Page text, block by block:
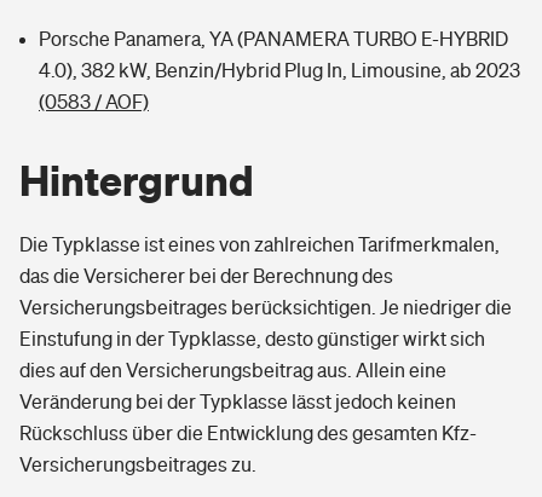
Porsche Panamera, YA (PANAMERA TURBO E-HYBRID
4.0), 382 kW, Benzin/Hybrid Plug In, Limousine, ab 2023
(0583 / AOF)
Hintergrund
Die Typklasse ist eines von zahlreichen Tarifmerkmalen,
das die Versicherer bei der Berechnung des
Versicherungsbeitrages berücksichtigen. Je niedriger die
Einstufung in der Typklasse, desto günstiger wirkt sich
dies auf den Versicherungsbeitrag aus. Allein eine
Veränderung bei der Typklasse lässt jedoch keinen
Rückschluss über die Entwicklung des gesamten Kfz-
Versicherungsbeitrages zu.